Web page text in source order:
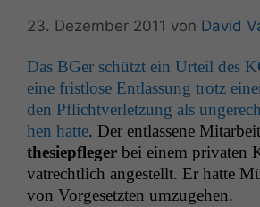
23. Dezember 2011 von David
Das BGer schützt ein Urteil des
eine frist­lose Ent­las­sung trotz
den Pflichtver­let­zung als
hen hat­te. Der ent­lassene
the­siepfleger bei einem pri­vat­en
va­trechtlich angestellt. Er hat­te
von Vorge­set­zten umzugehen.